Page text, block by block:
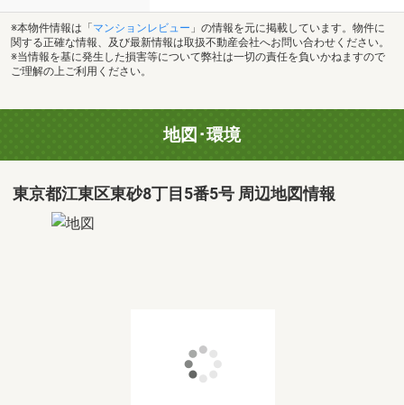
※本物件情報は「 マンションレビュー 」の情報を元に掲載しています。物件に
関する正確な情報、及び最新情報は取扱不動産会社へお問い合わせください。
※当情報を基に発生した損害等について弊社は一切の責任を負いかねますので
ご理解の上ご利用ください。
地図･環境
東京都江東区東砂8丁目5番5号 周辺地図情報